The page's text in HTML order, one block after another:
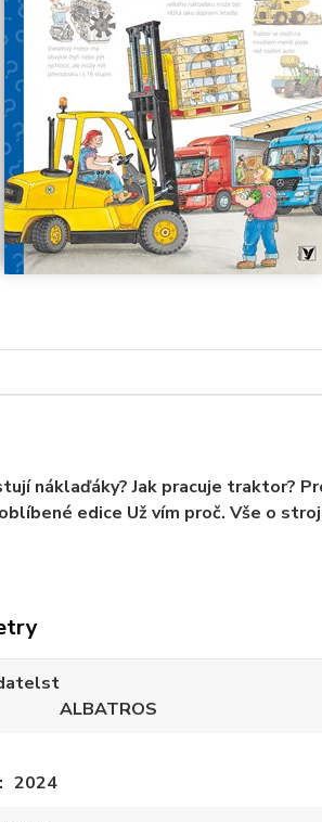
náklaďáky? Jak pracuje traktor?
edice Už vím proč. Vše o
ALBATROS
2024